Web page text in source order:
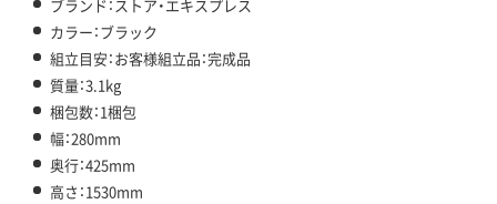
ブランド：ストア・エキスプレス
カラー：ブラック
組立目安：お客様組立品：完成品
質量：3.1kg
梱包数：1梱包
幅：280mm
奥行：425mm
高さ：1530mm